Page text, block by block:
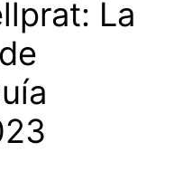
La